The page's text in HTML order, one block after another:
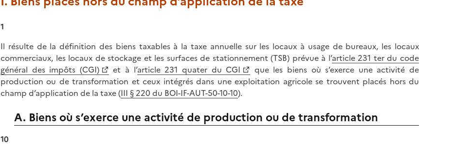
1
Il résulte de la définition des biens taxables à la taxe annuelle sur les locaux à usage de bureaux, les locaux
commerciaux, les locaux de stockage et les surfaces de stationnement (TSB) prévue à l’article 231 ter du code
général des impôts (CGI)
et à l’article 231 quater du CGI
que les biens où s’exerce une activité de
production ou de transformation et ceux intégrés dans une exploitation agricole se trouvent placés hors du
champ d’application de la taxe (III § 220 du BOI-IF-AUT-50-10-10).
A. Biens où s’exerce une activité de production ou de transformation
10